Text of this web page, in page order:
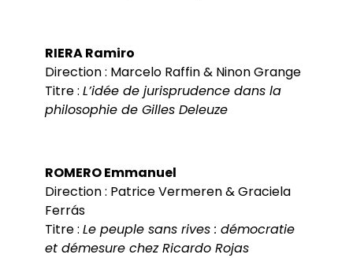
RIERA Ramiro
Direction : Marcelo Raffin & Ninon Grange
Titre : L’idée de jurisprudence dans la
philosophie de Gilles Deleuze
ROMERO Emmanuel
Direction : Patrice Vermeren & Graciela
Ferrás
Titre : Le peuple sans rives : démocratie
et démesure chez Ricardo Rojas